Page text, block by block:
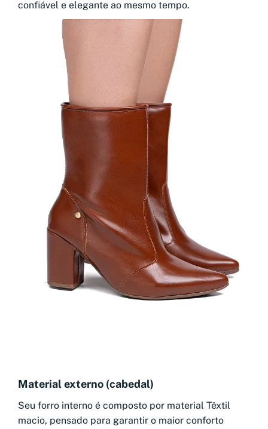
confiável e elegante ao mesmo tempo.
Material externo (cabedal)
Seu forro interno é composto por material Têxtil
macio, pensado para garantir o maior conforto